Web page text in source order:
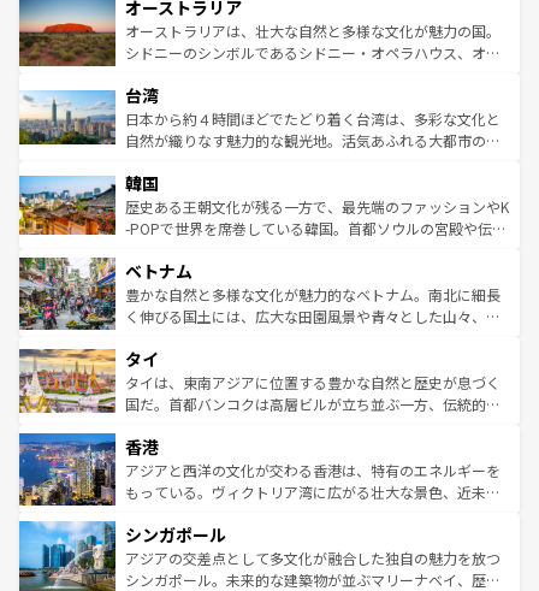
部のニューオーリンズでは、音楽と美食が融合した独特の
文化が魅力。旅行者はアメリカの各地域で異なる魅力を楽
しみながら、その多様性と豊かな歴史を感じることができ
ならではの贅沢な旅のスタイルだ。 なお、新着のアメリカ
情報はコンテンツ一覧を参照してほしい。
ワイ島は見逃せない。また、定番の観光地といえばオアフ
島だが、静かな自然を求めるならマウイ島やカウアイ島が
おすすめ。エメラルドグリーンに輝く海をはじめ、豊かな
れるおもてなしの心で訪れる人々を迎えてくれるハワイの
人々、おいしいローカルフードやハワイアンミュージッ
ク、伝統的なフラダンスなど、すべてがハワイの魅力を彩
ワイを、存分に味わってほしい。 なお、新着のハワイ情報
はコンテンツ一覧を参照してほしい。
オーストラリア
オーストラリアは、壮大な自然と多様な文化が魅力の国。
シドニーのシンボルであるシドニー・オペラハウス、オー
リアリーフや大陸中央部にそびえるウルル（エアーズロッ
ク）、タスマニアの美しい原生林やケアンズの熱帯雨林な
ど、見どころがたくさん。また、カフェやワイン、オージ
いる。アクティビティも充実しており、サーフィンやダイ
ビング、ハイキングなど、アウトドア好きにはたまらな
い。オーストラリアの多彩な魅力を存分に味わいつくそ
参照してほしい。
台湾
日本から約４時間ほどでたどり着く台湾は、多彩な文化と
自然が織りなす魅力的な観光地。活気あふれる大都市の台
ン）、静ひつな山岳地帯である台湾東部など、都市の喧騒
と山間の静けさが共存しており、訪れる人に新しい発見と
驚きをもたらしてくれる。また、奥深い台湾の食文化も魅
容にもいいと評判のスイーツなど、バラエティ豊かな料理
が味わえる。 なお、新着の台湾情報は コンテンツ一覧を参
照してほしい。
韓国
歴史ある王朝文化が残る一方で、最先端のファッションやK
-POPで世界を席巻している韓国。首都ソウルの宮殿や伝統
き、地方に足を延ばせば四季折々の自然美を楽しむことが
できる。そして、キムチや焼肉、絶品のストリートフード
まで、さまざまな韓国料理が待っている。夜には、韓国な
リティに包まれながら、韓国の多彩な魅力を心ゆくまで味
わってみてほしい。 なお、新着の韓国情報はコンテンツ一
覧を参照してほしい。
ベトナム
豊かな自然と多様な文化が魅力的なベトナム。南北に細長
く伸びる国土には、広大な田園風景や青々とした山々、世
急速な発展と共に伝統が息づく。ハノイの古い町並みやホ
ーチミン市のフランス統治時代の建物も、独特の雰囲気を
醸し出している。また、バラエティの豊かさとおいしさで
とつ。フォーやバインミー、ベトナムコーヒーなどは、ぜ
ひ現地で味わいたい。どの地域を訪れてもあたたかい人々
が旅行者を迎えてくれるので、きっと忘れられない旅にな
参照してほしい。
タイ
タイは、東南アジアに位置する豊かな自然と歴史が息づく
国だ。首都バンコクは高層ビルが立ち並ぶ一方、伝統的な
の活気が交差している。北部ではチェンマイなどの山岳地
帯で自然と触れ合い、南部ではプーケットやクラビの美し
いビーチでリゾート気分を楽しむことができる。タイ料理
激する。気候は一年中温暖で、どの季節にも異なる楽しみ
が待っている。親しみやすいタイの人々、仏教を中心とし
た文化、そして多様な観光資源が、訪れる旅人を魅了し続
香港
アジアと西洋の文化が交わる香港は、特有のエネルギーを
もっている。ヴィクトリア湾に広がる壮大な景色、近未来
み、どこを訪れても感動するはず。観光スポットが密集し
ており、効率よく見どころを回れるのも魅力。息をのむよ
うな絶景から文化的な体験まで、香港を存分に楽しみ尽く
シンガポール
アジアの交差点として多文化が融合した独自の魅力を放つ
シンガポール。未来的な建築物が並ぶマリーナベイ、歴史